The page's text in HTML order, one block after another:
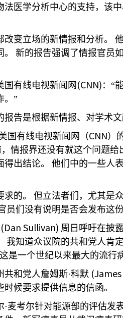
医学分析中心的支持，该
变立场的新情报和分析。
新的报告强调了情报官员
国有线电视新闻网 (CNN) ：“
。”
告是根据新情报、对学术
国有线电视新闻网（CNN）
，情报界还没有就这个问题给
出结论。
他们中的一些人
的。
但立法者们，尤其是
员们没有说明是否会发布这
(Dan Sullivan) 周日呼吁在披
我知道众议院的共和党人肯
是一个世纪以来最大的流行
和党人詹姆斯·科默
候要求提供信息的信函。
麦考尔针对能源部的评估发